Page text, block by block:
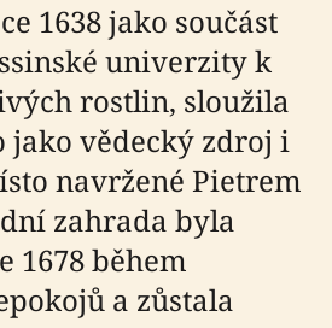
1638 jako součást
univerzity k
rostlin, sloužila
jako vědecký zdroj i
navržené Pietrem
zahrada byla
1678 během
a zůstala